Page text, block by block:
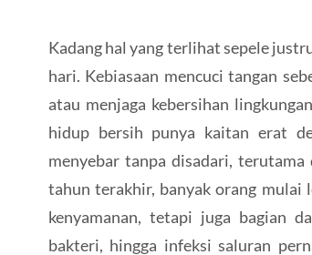
Kadang hal yang terlihat sepele
hari. Kebiasaan mencuci tangan
atau menjaga kebersihan
hidup bersih punya kaitan erat
menyebar tanpa disadari,
tahun terakhir, banyak orang mulai
kenyamanan, tetapi juga bagian
bakteri, hingga infeksi saluran